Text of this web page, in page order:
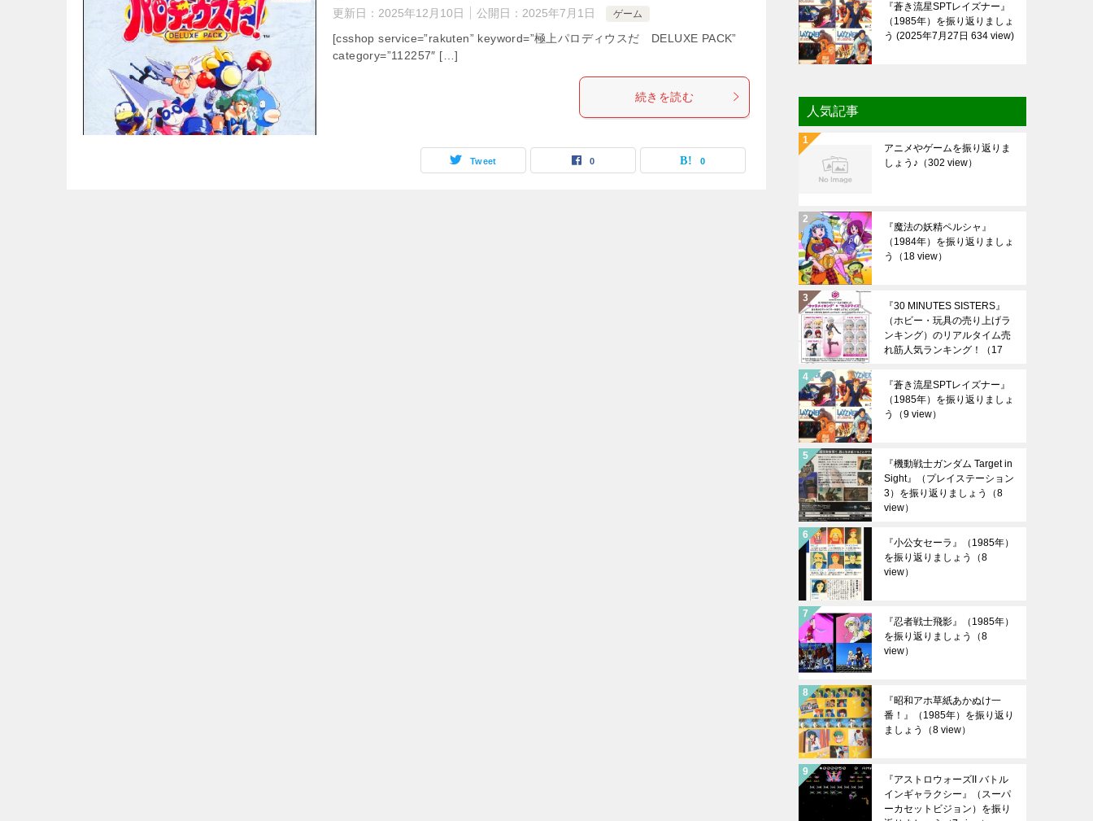
更新日： 2025年12月10日 公開日： 2025年7月1日 ゲーム
[csshop service=”rakuten” keyword=”極上パロディウスだ DELUXE PACK”
category=”112257″ […]
続きを読む
Tweet 0 0
『蒼き流星SPTレイズナー』
（1985年）を振り返りましょ
う
2025年7月27日 634 view
人気記事
アニメやゲームを振り返りま
しょう♪ （302 view）
『魔法の妖精ペルシャ』
（1984年）を振り返りましょ
う
（18 view）
『30 MINUTES SISTERS』
（ホビー・玩具の売り上げラ
ンキング）のリアルタイム売
れ筋人気ランキング！
（17
『蒼き流星SPTレイズナー』
（1985年）を振り返りましょ
う
（9 view）
『機動戦士ガンダム Target in
Sight』（プレイステーション
3）を振り返りましょう
（8
view）
『小公女セーラ』（1985年）
を振り返りましょう
（8
view）
『忍者戦士飛影』（1985年）
を振り返りましょう
（8
view）
『昭和アホ草紙あかぬけ一
番！』（1985年）を振り返り
ましょう
（8 view）
『アストロウォーズII バトル
インギャラクシー』（スーパ
ーカセットビジョン）を振り